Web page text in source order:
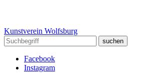
Kunstverein Wolfsburg
Facebook
Instagram